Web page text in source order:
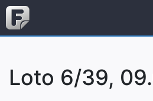
Loto 6/39,